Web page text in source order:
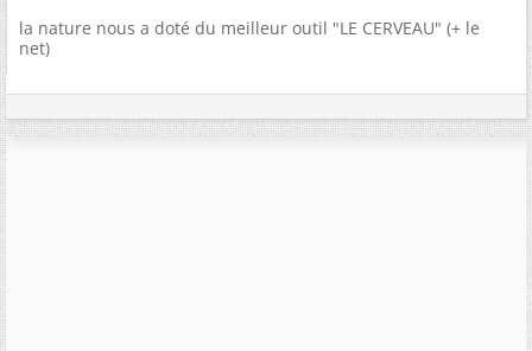
la nature nous a doté du meilleur outil "LE CERVEAU" (+ le
net)